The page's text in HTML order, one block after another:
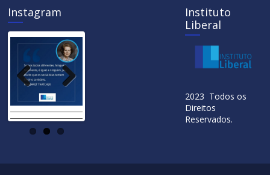
Instagram
ous
Instituto
Liberal
2023 Todos os
Direitos
Reservados.